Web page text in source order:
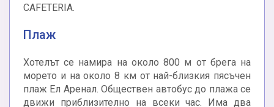
CAFETERIA.
Плаж
Хотелът се намира на около 800 м от брега на
морето и на около 8 км от най-близкия пясъчен
плаж Ел Аренал. Обществен автобус до плажа се
движи приблизително на всеки час. Има два